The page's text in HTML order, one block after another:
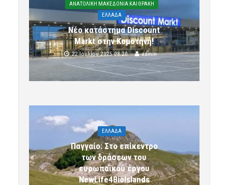
ΑΝΑΤΟΛΙΚΗ ΜΑΚΕΔΟΝΙΑ ΚΑΙ ΘΡΑΚΗ
ΕΛΛΑΔΑ
Νέο κατάστημα Discount
Markt στην Κομοτηνή!
22 Ιουλίου 2025 08:20 admin
ΕΛΛΑΔΑ
Παγγαίο: Στο επίκεντρο
των δράσεων του
ευρωπαϊκού έργου
NewLife4BioIslands